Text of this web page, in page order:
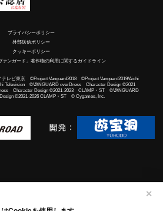
✕
プライバシーポリシー
外部送信ポリシー
クッキーポリシー
ァンガード」著作物の利用に関するガイドライン
レビ東京 ©Project Vanguard2018 ©Project Vanguard2019/Aichi
Television ©VANGUARD overDress Character Design ©2021
Character Design ©2021-2023 CLAMP・ST ©VANGUARD
©2021-2026 CLAMP・ST © Cygames, Inc.